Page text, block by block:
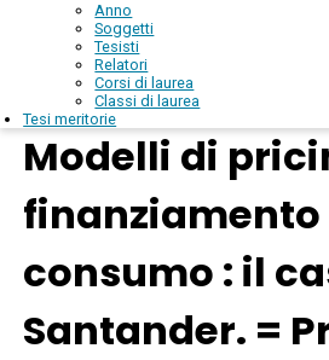
Anno
Soggetti
Tesisti
Relatori
Corsi di laurea
Classi di laurea
Tesi meritorie
Modelli di
finanziamento
consumo : il
Santander. =